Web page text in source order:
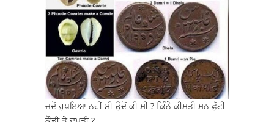
ਜਦੋਂ ਰੁਪਇਆ ਨਹੀਂ ਸੀ ਉਦੋਂ ਕੀ ਸੀ ? ਕਿੰਨੇ ਕੀਮਤੀ ਸਨ ਫੁੱਟੀ